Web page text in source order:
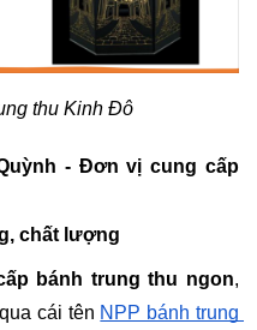
thu Kinh Đô
- Đơn vị cung cấp
chất lượng
bánh trung thu ngon,
cái tên NPP bánh trung